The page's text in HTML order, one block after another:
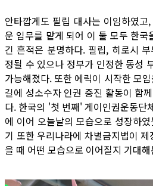
안타깝게도 필립 대사는 이임하였
운 임무를 맡게 되어 이 둘 모두 한
긴 흔적은 분명하다. 필립, 히로시
정될 수 있으나 정부가 인정한 동성
가능해졌다. 또한 에릭이 시작한 모
길에 성소수자 인권 증진 활동이 함
다. 한국의 '첫 번째' 게이인권운동단
에 이어 오늘날의 모습으로 성장하
기 또한 우리나라에 차별금지법이
을 때 어떤 모습으로 이어질지 기대